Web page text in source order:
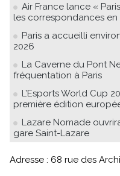
Air France lance «
les correspondances en
Paris a accueilli
2026
La Caverne du Pont
fréquentation à Paris
L’Esports World Cup
première édition
Lazare Nomade
gare Saint-Lazare
Adresse : 68 rue des